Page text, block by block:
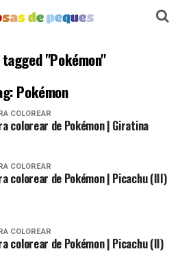
"Pokémon"
Pokémon
COLOREAR
colorear de Pokémon | Giratina
COLOREAR
colorear de Pokémon | Picachu (III)
COLOREAR
colorear de Pokémon | Picachu (II)